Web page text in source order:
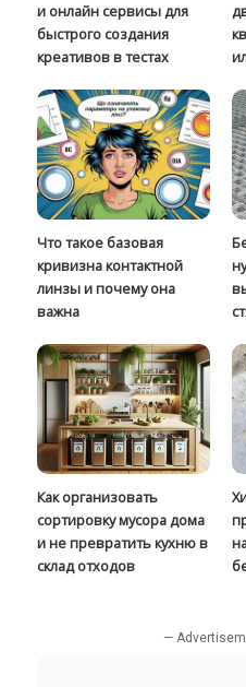
и онлайн сервисы для
быстрого создания
креативов в тестах
Что такое базовая
кривизна контактной
линзы и почему она
важна
Как организовать
сортировку мусора дома
и не превратить кухню в
склад отходов
—